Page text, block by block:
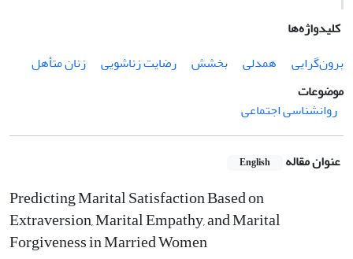
کلیدواژه‌ها
برون‌گرایی
همدلی بخشش رضایت زناشویی
زنان متأهل
موضوعات
روانشناسی اجتماعی
عنوان مقاله English
Predicting Marital Satisfaction Based on
Extraversion, Marital Empathy, and Marital
Forgiveness in Married Women